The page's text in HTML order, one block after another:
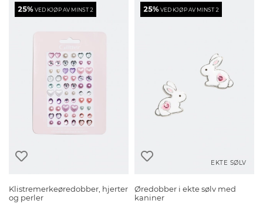
25%VED KJØP AV MINST 2
Klistremerkeøredobber, hjerter
og perler
25%VED KJØP AV MINST 2
EKTE SØLV
Øredobber i ekte sølv med
kaniner